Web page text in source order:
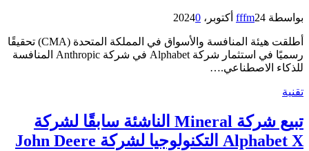
بواسطة fffm24 أكتوبر، 2024 0
أطلقت هيئة المنافسة والأسواق في المملكة المتحدة (CMA) تحقيقًا
رسميًا في استثمار شركة Alphabet في شركة Anthropic المنافسة
للذكاء الاصطناعي.…
تقنية
تبيع شركة Mineral الناشئة سابقًا لشركة
Alphabet X التكنولوجيا لشركة John Deere